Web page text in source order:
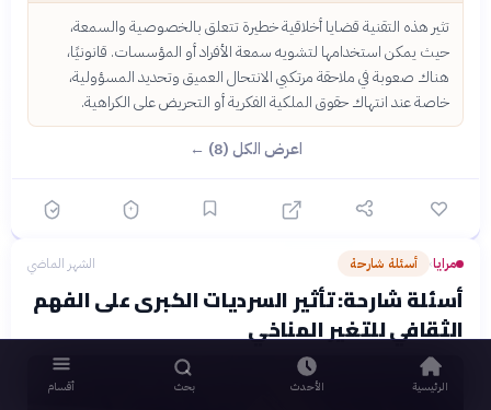
تثير هذه التقنية قضايا أخلاقية خطيرة تتعلق بالخصوصية والسمعة،
حيث يمكن استخدامها لتشويه سمعة الأفراد أو المؤسسات. قانونيًا،
هناك صعوبة في ملاحقة مرتكبي الانتحال العميق وتحديد المسؤولية،
خاصة عند انتهاك حقوق الملكية الفكرية أو التحريض على الكراهية.
اعرض الكل (8) ←
مرايا› أسئلة شارحة الشهر الماضي
أسئلة شارحة: تأثير السرديات الكبرى على الفهم
الثقافي للتغير المناخي
الرئيسية الأحدث بحث أقسام